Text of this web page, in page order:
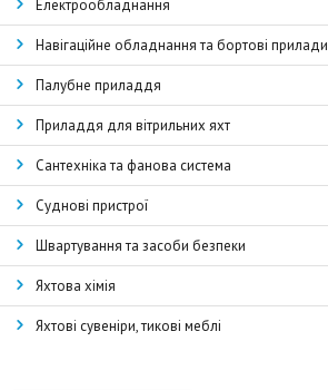
Електрообладнання
Навігаційне обладнання та бортові прилади
Палубне приладдя
Приладдя для вітрильних яхт
Сантехніка та фанова система
Суднові пристрої
Швартування та засоби безпеки
Яхтова хімія
Яхтові сувеніри, тикові меблі